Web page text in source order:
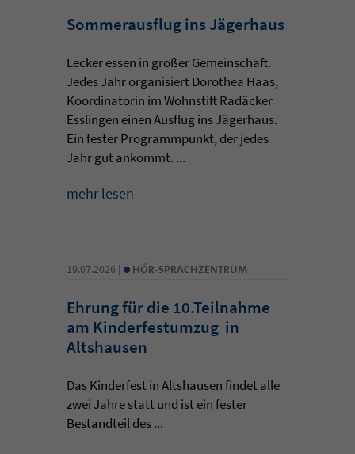
Sommerausflug ins Jägerhaus
Lecker essen in großer Gemeinschaft.
Jedes Jahr organisiert Dorothea Haas,
Koordinatorin im Wohnstift Radäcker
Esslingen einen Ausflug ins Jägerhaus.
Ein fester Programmpunkt, der jedes
Jahr gut ankommt. ...
mehr lesen
19.07.2026 | • HÖR-SPRACHZENTRUM
Ehrung für die 10.Teilnahme
am Kinderfestumzug in
Altshausen
Das Kinderfest in Altshausen findet alle
zwei Jahre statt und ist ein fester
Bestandteil des ...